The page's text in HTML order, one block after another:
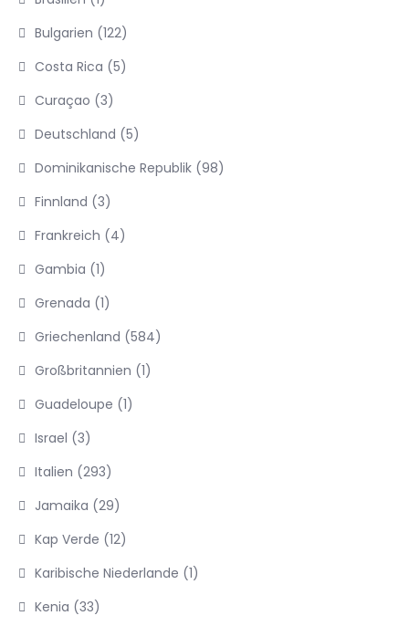
Bulgarien (122)
Costa Rica (5)
Curaçao (3)
Deutschland (5)
Dominikanische Republik (98)
Finnland (3)
Frankreich (4)
Gambia (1)
Grenada (1)
Griechenland (584)
Großbritannien (1)
Guadeloupe (1)
Israel (3)
Italien (293)
Jamaika (29)
Kap Verde (12)
Karibische Niederlande (1)
Kenia (33)